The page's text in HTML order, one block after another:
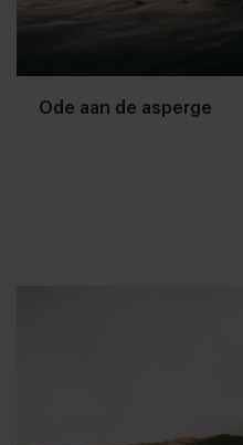
Ode aan de asperge